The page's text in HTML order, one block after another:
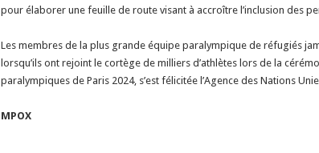
pour élaborer une feuille de route visant à accroître l’inclusion des
Les membres de la plus grande équipe paralympique de réfugiés
lorsqu’ils ont rejoint le cortège de milliers d’athlètes lors de la
paralympiques de Paris 2024, s’est félicitée l’Agence des Nations
MPOX